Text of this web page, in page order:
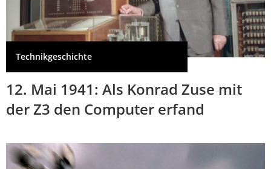
Technikgeschichte
12. Mai 1941: Als Konrad Zuse mit
der Z3 den Computer erfand